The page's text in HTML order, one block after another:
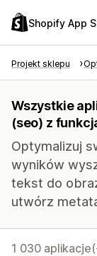
Shopify App
Projekt sklepu
Wszystkie
(seo) z
Optymalizuj
wyników
tekst do
utwórz
1 030